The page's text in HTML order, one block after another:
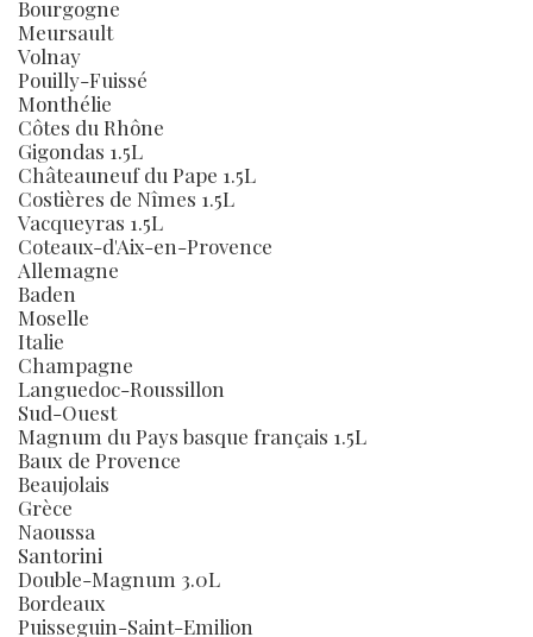
Bourgogne
Meursault
Volnay
Pouilly-Fuissé
Monthélie
Côtes du Rhône
Gigondas 1.5L
Châteauneuf du Pape 1.5L
Costières de Nîmes 1.5L
Vacqueyras 1.5L
Coteaux-d'Aix-en-Provence
Allemagne
Baden
Moselle
Italie
Champagne
Languedoc-Roussillon
Sud-Ouest
Magnum du Pays basque français 1.5L
Baux de Provence
Beaujolais
Grèce
Naoussa
Santorini
Double-Magnum 3.0L
Bordeaux
Puisseguin-Saint-Emilion